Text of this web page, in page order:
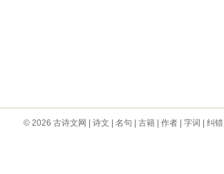
© 2026 古诗文网 诗文 名句 古籍| 作者| 字词 纠错